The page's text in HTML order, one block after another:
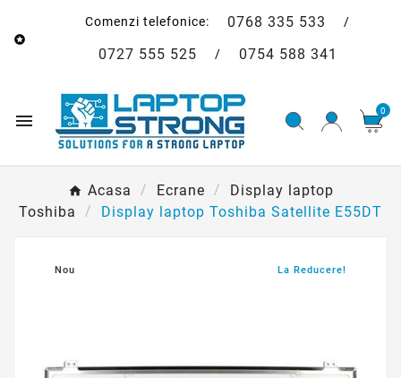

Comenzi telefonice: 0768 335 533
0727 555 525 / 0754 588 341
 0
Acasa Ecrane
Display laptop
Toshiba
Display laptop Toshiba Satellite E55DT
Nou La Reducere!